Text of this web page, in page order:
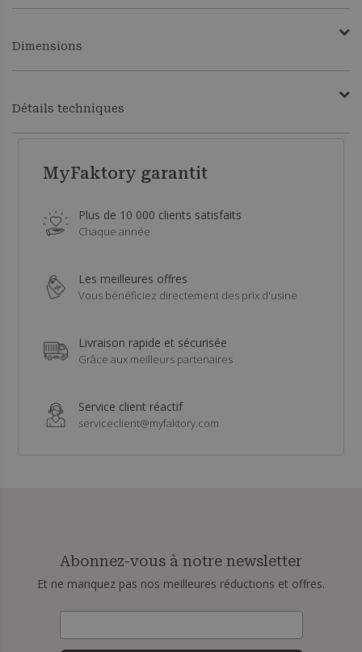
Dimensions
Détails techniques
MyFaktory garantit
Plus de 10 000 clients satisfaits
Chaque année
Les meilleures offres
Vous bénéficiez directement des prix d'usine
Livraison rapide et sécurisée
Grâce aux meilleurs partenaires
Service client réactif
serviceclient@myfaktory.com
Abonnez-vous à notre newsletter
Et ne manquez pas nos meilleures réductions et offres.